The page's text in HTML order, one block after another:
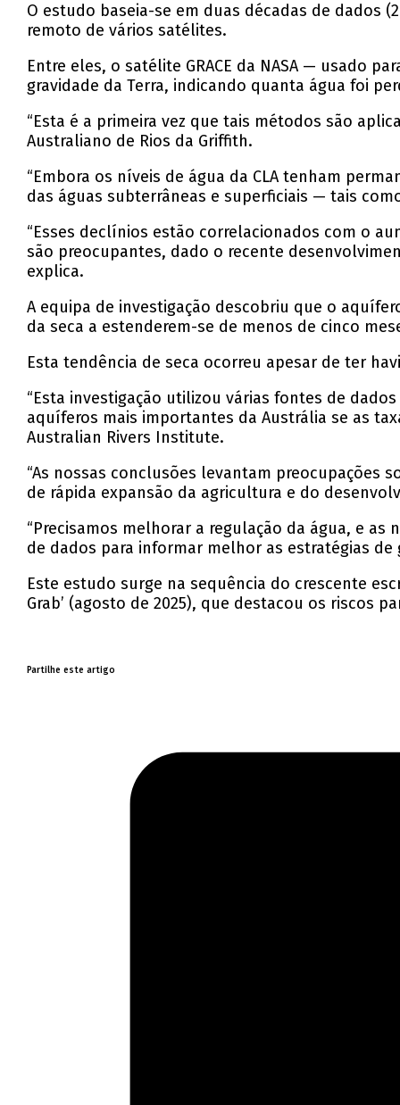
O estudo baseia-se em duas décadas de dados
remoto de vários satélites.
Entre eles, o satélite GRACE da NASA — usado
gravidade da Terra, indicando quanta água foi
“Esta é a primeira vez que tais métodos são
Australiano de Rios da Griffith.
“Embora os níveis de água da CLA tenham
das águas subterrâneas e superficiais — tais
“Esses declínios estão correlacionados com o
são preocupantes, dado o recente
explica.
A equipa de investigação descobriu que o
da seca a estenderem-se de menos de cinco
Esta tendência de seca ocorreu apesar de ter
“Esta investigação utilizou várias fontes de
aquíferos mais importantes da Austrália se as
Australian Rivers Institute.
“As nossas conclusões levantam preocupações
de rápida expansão da agricultura e do
“Precisamos melhorar a regulação da água, e
de dados para informar melhor as estratégias de
Este estudo surge na sequência do crescente
Grab’ (agosto de 2025), que destacou os riscos
Partilhe este artigo